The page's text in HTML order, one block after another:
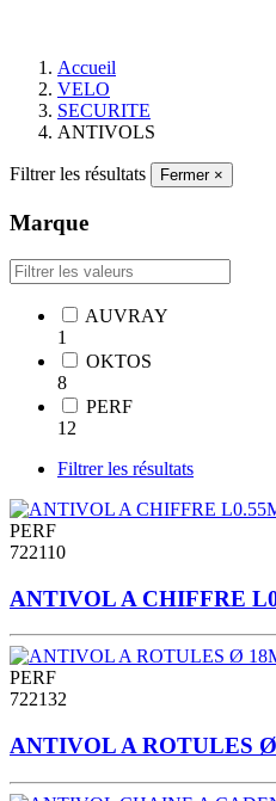
Accueil
VELO
SECURITE
ANTIVOLS
Filtrer les résultats Fermer ×
Marque
AUVRAY
1
OKTOS
8
PERF
12
Filtrer les résultats
PERF
722110
ANTIVOL A CHIFFRE
PERF
722132
ANTIVOL A ROTULES